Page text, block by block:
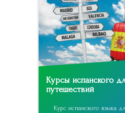
Курсы испанского
путешествий
Курс испанского языка